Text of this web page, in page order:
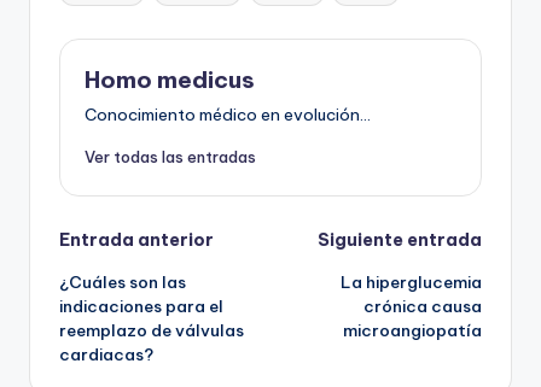
Homo medicus
Conocimiento médico en evolución...
Ver todas las entradas
Navegación
de
entradas
Entrada anterior
¿Cuáles son las
indicaciones para el
reemplazo de válvulas
cardiacas?
Siguiente entrada
La hiperglucemia
crónica causa
microangiopatía